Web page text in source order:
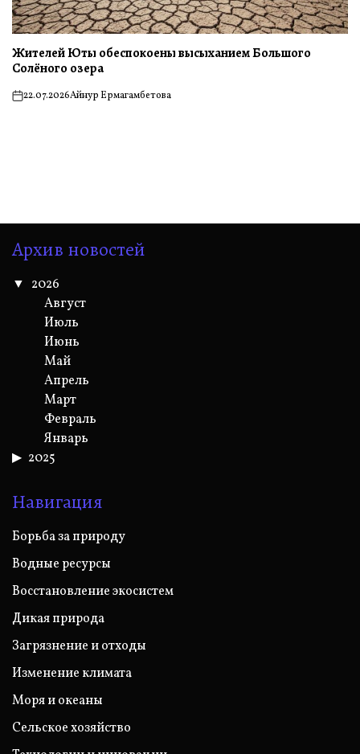
Жителей Юты обеспокоены высыханием Большого
Солёного озера
on22.07.2026Айнур Ермагамбетова
Архив новостей
2026
Август
Июль
Июнь
Май
Апрель
Март
Февраль
Январь
2025
Навигация
Борьба за природу
Водные ресурсы
Восстановление экосистем
Дикая природа
Загрязнение и отходы
Изменение климата
Моря и океаны
Сельское хозяйство